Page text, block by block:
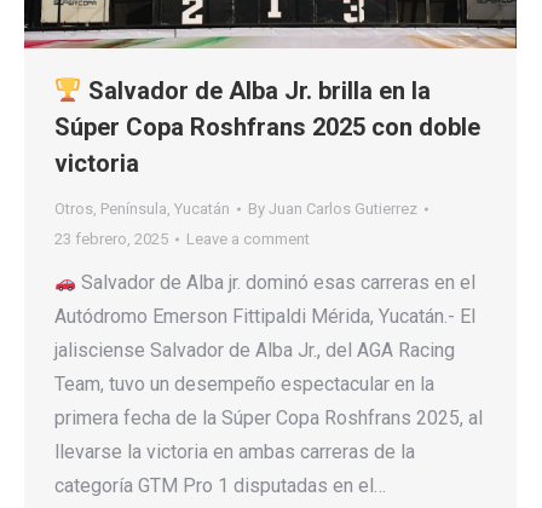
Salvador de Alba Jr. brilla en la
Súper Copa Roshfrans 2025 con doble
victoria
Otros, Península, Yucatán By Juan Carlos Gutierrez
23 febrero, 2025
Leave a comment
Salvador de Alba jr. dominó esas carreras en el
Autódromo Emerson Fittipaldi Mérida, Yucatán.- El
jalisciense Salvador de Alba Jr., del AGA Racing
Team, tuvo un desempeño espectacular en la
primera fecha de la Súper Copa Roshfrans 2025, al
llevarse la victoria en ambas carreras de la
categoría GTM Pro 1 disputadas en el…